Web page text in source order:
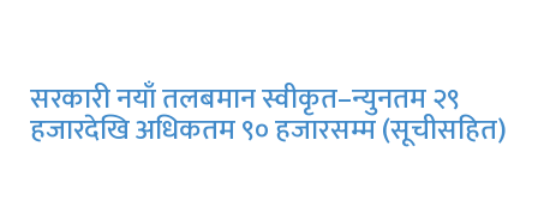
सरकारी नयाँ तलबमान स्वीकृत–न्युनतम २९
हजारदेखि अधिकतम ९० हजारसम्म (सूचीसहित)